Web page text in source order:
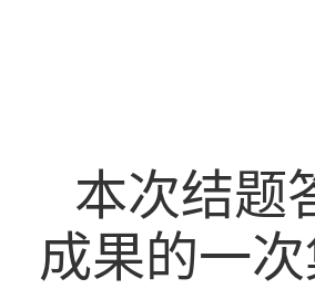
本次结题
成果的一